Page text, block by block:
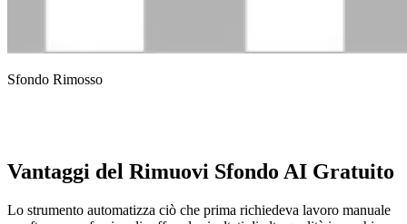
Sfondo Rimosso
Vantaggi del Rimuovi Sfondo AI Gratuito
Lo strumento automatizza ciò che prima richiedeva lavoro manuale